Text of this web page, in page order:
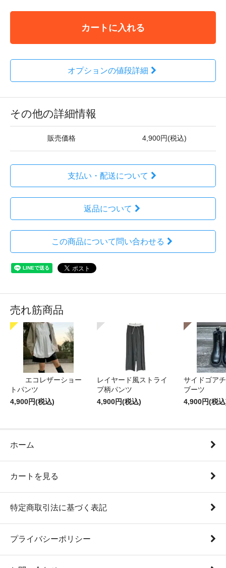
カートに入れる
オプションの値段詳細
その他の詳細情報
販売価格 4,900円(税込)
支払い・配送について
返品について
この商品について問い合わせる
売れ筋商品
エコレザーショー
トパンツ
4,900円(税込)
レイヤード風ストライ
プ柄パンツ
4,900円(税込)
サイドゴア
ブーツ
4,900円(税
ホーム
カートを見る
特定商取引法に基づく表記
プライバシーポリシー